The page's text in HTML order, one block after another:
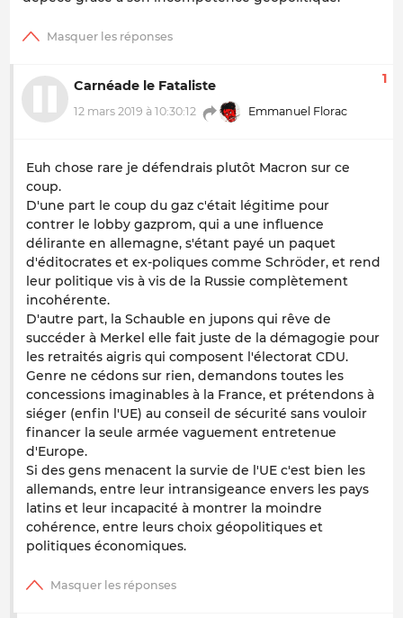
Carnéade le Fataliste
12 mars 2019 à 10:30:12 Emmanuel Florac
1
Euh chose rare je défendrais plutôt Macron sur ce
coup.
D'une part le coup du gaz c'était légitime pour
contrer le lobby gazprom, qui a une influence
délirante en allemagne, s'étant payé un paquet
d'éditocrates et ex-poliques comme Schröder, et rend
leur politique vis à vis de la Russie complètement
incohérente.
D'autre part, la Schauble en jupons qui rêve de
succéder à Merkel elle fait juste de la démagogie pour
les retraités aigris qui composent l'électorat CDU.
Genre ne cédons sur rien, demandons toutes les
concessions imaginables à la France, et prétendons à
siéger (enfin l'UE) au conseil de sécurité sans vouloir
financer la seule armée vaguement entretenue
d'Europe.
Si des gens menacent la survie de l'UE c'est bien les
allemands, entre leur intransigeance envers les pays
latins et leur incapacité à montrer la moindre
cohérence, entre leurs choix géopolitiques et
politiques économiques.